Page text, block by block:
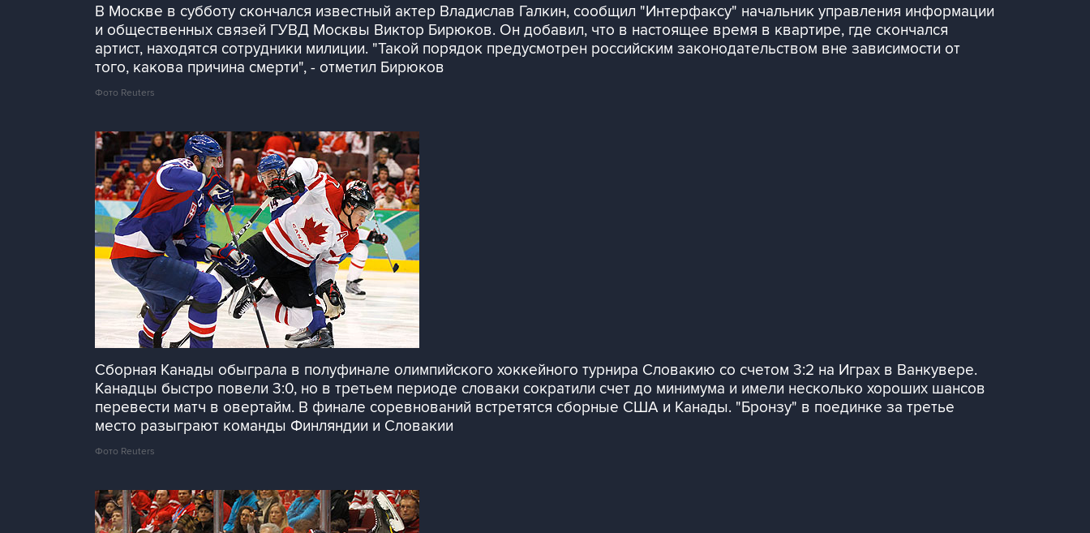
В Москве в субботу скончался известный актер Владислав Галкин, сообщил "Интерфаксу" начальник управления информации
и общественных связей ГУВД Москвы Виктор Бирюков. Он добавил, что в настоящее время в квартире, где скончался
артист, находятся сотрудники милиции. "Такой порядок предусмотрен российским законодательством вне зависимости от
того, какова причина смерти", - отметил Бирюков
Фото Reuters
Сборная Канады обыграла в полуфинале олимпийского хоккейного турнира Словакию со счетом 3:2 на Играх в Ванкувере.
Канадцы быстро повели 3:0, но в третьем периоде словаки сократили счет до минимума и имели несколько хороших шансов
перевести матч в овертайм. В финале соревнований встретятся сборные США и Канады. "Бронзу" в поединке за третье
место разыграют команды Финляндии и Словакии
Фото Reuters